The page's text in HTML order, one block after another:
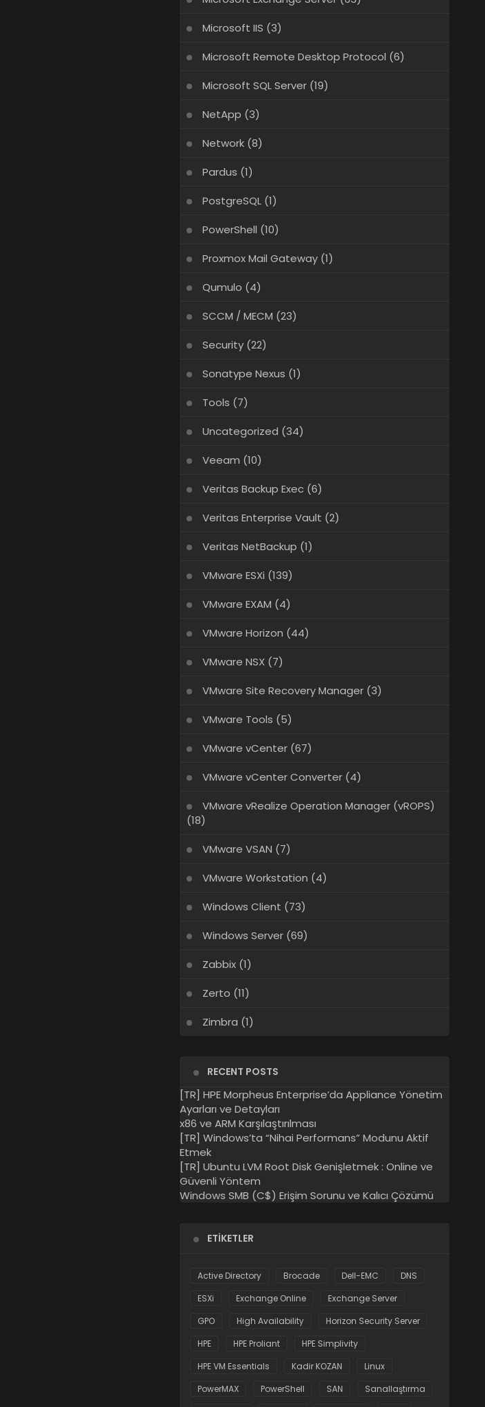
Microsoft IIS (3)
Microsoft Remote Desktop Protocol (6)
Microsoft SQL Server(19)
NetApp (3)
Network(8)
Pardus (1)
PostgreSQL(1)
PowerShell (10)
Proxmox Mail Gateway(1)
Qumulo (4)
SCCM / MECM (23)
Security(22)
Sonatype Nexus (1)
Tools (7)
Uncategorized (34)
Veeam (10)
Veritas Backup Exec(6)
Veritas Enterprise Vault (2)
Veritas NetBackup (1)
VMware ESXi (139)
VMware EXAM (4)
VMware Horizon (44)
VMware NSX(7)
VMware Site Recovery Manager(3)
VMware Tools (5)
VMware vCenter(67)
VMware vCenter Converter(4)
VMware vRealize Operation Manager (vROPS)
(18)
VMware VSAN (7)
VMware Workstation (4)
Windows Client (73)
Windows Server(69)
Zabbix(1)
Zerto (11)
Zimbra (1)
RECENT POSTS
[TR] HPE Morpheus Enterprise’da Appliance Yönetim
Ayarları ve Detayları
x86 ve ARM Karşılaştırılması
[TR] Windows’ta “Nihai Performans” Modunu Aktif
Etmek
[TR] Ubuntu LVM Root Disk Genişletmek : Online ve
Güvenli Yöntem
Windows SMB (C$) Erişim Sorunu ve Kalıcı Çözümü
ETIKETLER
Active Directory Brocade Dell-EMC
DNS
ESXi
Exchange Online
Exchange Server
GPO
High Availability
Horizon Security Server
HPE
HPE Proliant
HPE Simplivity
HPE VM Essentials
Kadir KOZAN
Linux
PowerMAX
PowerShell SAN
Sanallaştırma